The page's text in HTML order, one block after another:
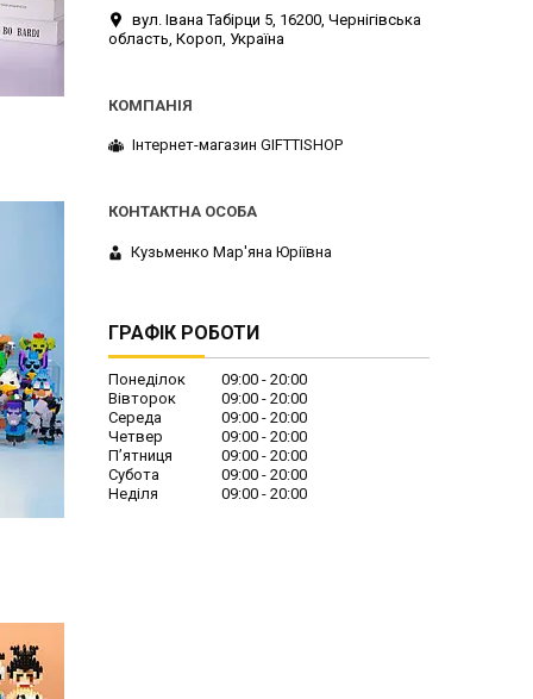
вул. Івана Табірци 5, 16200, Чернігівська
область, Короп, Україна
Інтернет-магазин GIFTTISHOP
Кузьменко Мар'яна Юріївна
ГРАФІК РОБОТИ
Понеділок 09:00
20:00
Вівторок
09:00
20:00
Середа
09:00
20:00
Четвер
09:00
20:00
Пʼятниця
09:00
20:00
Субота
09:00
20:00
Неділя
09:00 20:00